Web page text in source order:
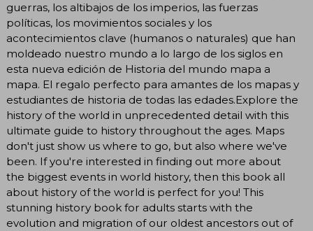
guerras, los altibajos de los imperios, las fuerzas
políticas, los movimientos sociales y los
acontecimientos clave (humanos o naturales) que han
moldeado nuestro mundo a lo largo de los siglos en
esta nueva edición de Historia del mundo mapa a
mapa. El regalo perfecto para amantes de los mapas y
estudiantes de historia de todas las edades.Explore the
history of the world in unprecedented detail with this
ultimate guide to history throughout the ages. Maps
don't just show us where to go, but also where we've
been. If you're interested in finding out more about
the biggest events in world history, then this book all
about history of the world is perfect for you! This
stunning history book for adults starts with the
evolution and migration of our oldest ancestors out of